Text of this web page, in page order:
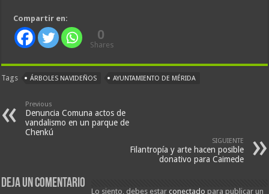
Compartir en:
0
Shares
Tags ÁRBOLES NAVIDEÑOS AYUNTAMIENTO DE MÉRIDA
Previous
Denuncia Comuna actos de
vandalismo en un parque de
Chenkú
SIGUIENTE
Filantropía y arte hacen posible
donativo para Caimede
Deja un comentario
Lo siento, debes estarconectado para publicar un